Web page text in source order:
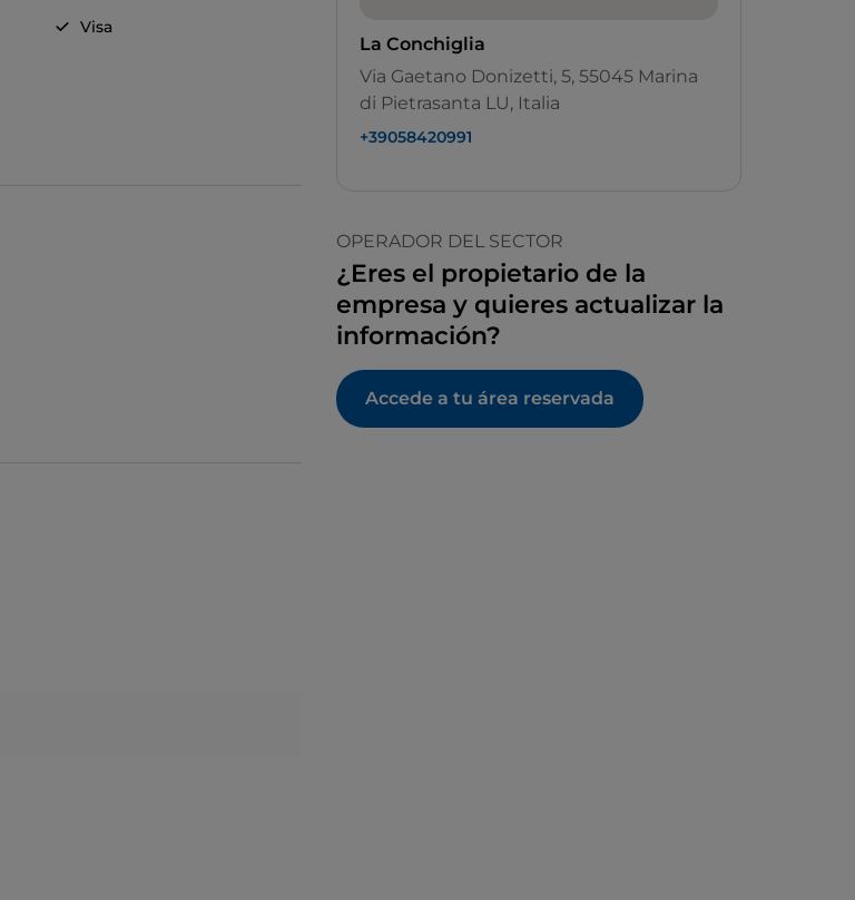
Visa
La Conchiglia
Via Gaetano Donizetti, 5, 55045 Marina
di Pietrasanta LU, Italia
+39058420991
OPERADOR DEL SECTOR
¿Eres el propietario de la
empresa y quieres actualizar la
información?
Accede a tu área reservada